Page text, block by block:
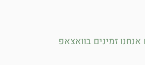
זמינים בוואצאפ